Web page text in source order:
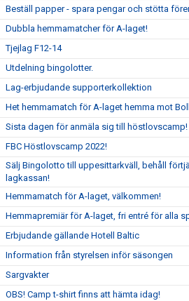
Beställ papper - spara pengar och stötta
Dubbla hemmamatcher för A-laget!
Tjejlag F12-14
Utdelning bingolotter.
Lag-erbjudande supporterkollektion
Het hemmamatch för A-laget hemma mot
Sista dagen för anmäla sig till höstlovscamp!
FBC Höstlovscamp 2022!
Sälj Bingolotto till uppesittarkväll, behåll
lagkassan!
Hemmamatch för A-laget, välkommen!
Hemmapremiär för A-laget, fri entré för alla
Erbjudande gällande Hotell Baltic
Information från styrelsen inför säsongen
Sargvakter
OBS! Camp t-shirt finns att hämta idag!